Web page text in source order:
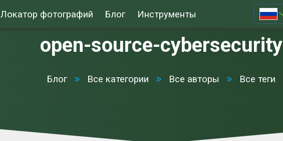
Локатор фотографий Блог Инструменты
open-source-cybersecurity
Блог Все категории Все авторы Все теги